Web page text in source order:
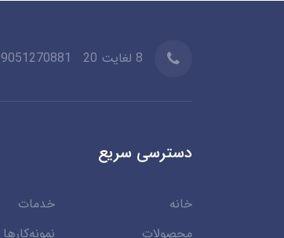
8 لغایت 20
دسترسی سریع
خانه
خدمات
محصولات
نمونه‌کارها